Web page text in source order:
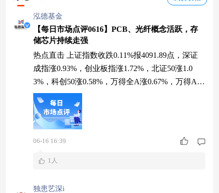
泓德基金
【每日市场点评0616】PCB、光纤概念活跃，存
储芯片持续走强
热点直击 上证指数收跌0.11%报4091.89点，深证
成指涨0.93%，创业板指涨1.72%，北证50涨1.0
3%，科创50涨0.58%，万得全A涨0.67%，万得A50
0涨0.14%，中证A500涨0.21%。A股全天成交3.09
万亿元，上日成交3.05万亿元。 PCB概念股掀涨停
潮；光纤概念股再度活跃；超级电容概念股走高；
06-16 16:39
1人
独患艺深i